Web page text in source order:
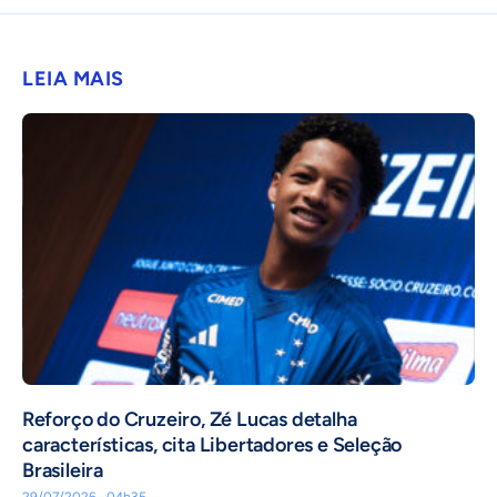
LEIA MAIS
⁠Reforço do Cruzeiro, Zé Lucas detalha
características, cita Libertadores e Seleção
Brasileira